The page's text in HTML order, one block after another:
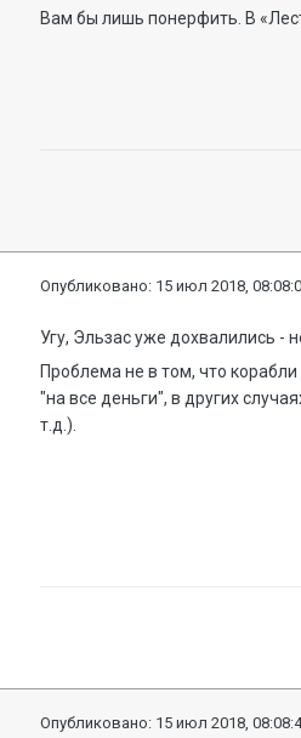
Вам бы лишь понерфить. В
Опубликовано: 15 июл 2018,
Угу, Эльзас уже дохвалились -
Проблема не в том, что
"на все деньги", в других
т.д.).
Опубликовано: 15 июл 2018,